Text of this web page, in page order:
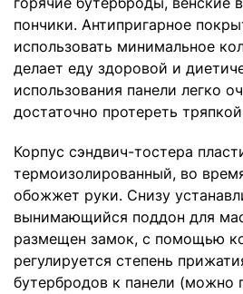
пончики. Антипригарное
использовать минимальное
делает еду здоровой и
использования панели легко
достаточно протереть
Корпус сэндвич-тостера
термоизолированный, во
обожжет руки. Снизу
вынимающийся поддон для
размещен замок, с помощью
регулируется степень
бутербродов к панели (можно